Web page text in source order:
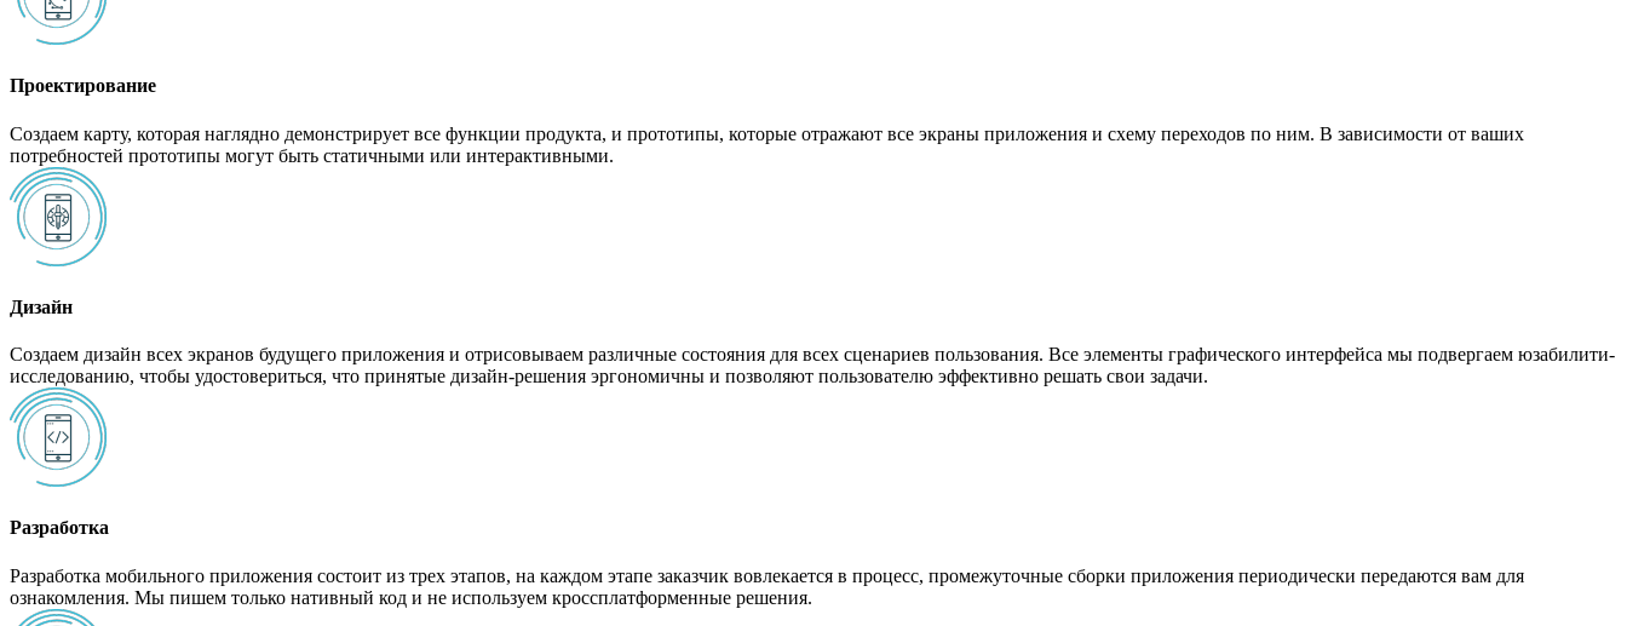
Проектирование
Создаем карту, которая наглядно демонстрирует все функции продукта, и прототипы, которые отражают все экраны приложения и схему переходов по ним. В зависимости от ваших
потребностей прототипы могут быть статичными или интерактивными.
Дизайн
Создаем дизайн всех экранов будущего приложения и отрисовываем различные состояния для всех сценариев пользования. Все элементы графического интерфейса мы подвергаем юзабилити-
исследованию, чтобы удостовериться, что принятые дизайн-решения эргономичны и позволяют пользователю эффективно решать свои задачи.
Разработка
Разработка мобильного приложения состоит из трех этапов, на каждом этапе заказчик вовлекается в процесс, промежуточные сборки приложения периодически передаются вам для
ознакомления. Мы пишем только нативный код и не используем кроссплатформенные решения.